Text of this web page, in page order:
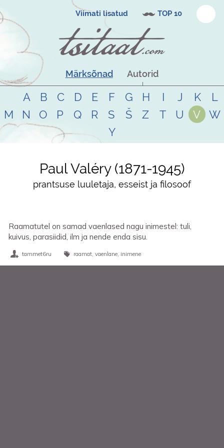
Viimati lisatud TOP 10
Märksõnad Autorid
A B C D E F G H I J K
L
M
N O P Q R S Š Z T U V
W
Y
Paul Valéry 1871-1945
prantsuse luuletaja, esseist ja filosoof
Raamatutel on samad vaenlased nagu inimestel: tuli,
kuivus, parasiidid, ilm ja nende enda sisu.
tammet6ru raamat vaenlane inimene